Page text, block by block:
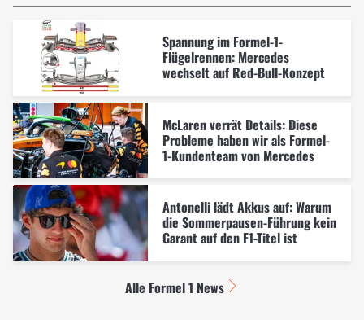
Spannung im Formel-1-
Flügelrennen: Mercedes
wechselt auf Red-Bull-Konzept
McLaren verrät Details: Diese
Probleme haben wir als Formel-
1-Kundenteam von Mercedes
Antonelli lädt Akkus auf: Warum
die Sommerpausen-Führung kein
Garant auf den F1-Titel ist
Alle Formel 1 News